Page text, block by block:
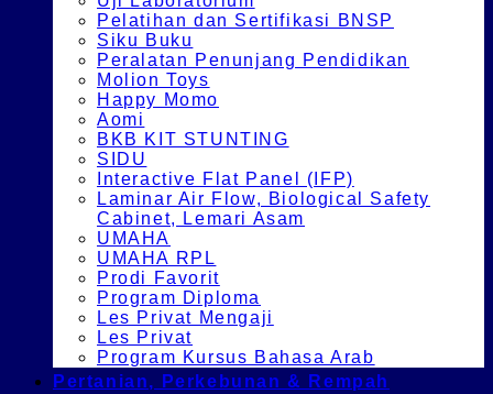
Pelatihan dan Sertifikasi BNSP
Siku Buku
Peralatan Penunjang Pendidikan
Molion Toys
Happy Momo
Aomi
BKB KIT STUNTING
SIDU
Interactive Flat Panel (IFP)
Laminar Air Flow, Biological Safety
Cabinet, Lemari Asam
UMAHA
UMAHA RPL
Prodi Favorit
Program Diploma
Les Privat Mengaji
Les Privat
Program Kursus Bahasa Arab
Pertanian, Perkebunan & Rempah